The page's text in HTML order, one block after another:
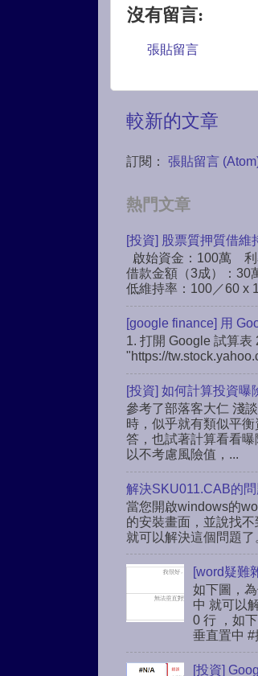
沒有留言:
張貼留言
較新的文章
訂閱： 張貼留言
熱門文章
[投資] 股票質押質借維
啟始資金：100萬 利
借款金額（3成）：30
低維持率：100／60 x
[google finance] 用
1. 打開 Google 試算表
"https://
[投資] 如何計算投資曝
參考了部落客大仁 淺
時，似乎就有類似平
答，也試著計算看看
以不考慮風險值，...
解決SKU011.CAB的問
當您開啟windows的
的安裝畫面，並說找
就可以解決這個問題
[word疑難
如下圖，
中 就可以
0 行 ，如
垂直置中 #
[投資]